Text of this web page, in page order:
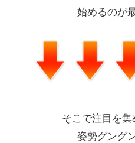
始めるのが
そこで注目を集
姿勢グング